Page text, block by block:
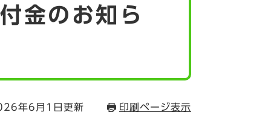
金のお知ら
年6月1日更新 印刷ページ表示